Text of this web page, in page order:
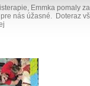
Emmka pomaly
nás úžasné. Doteraz